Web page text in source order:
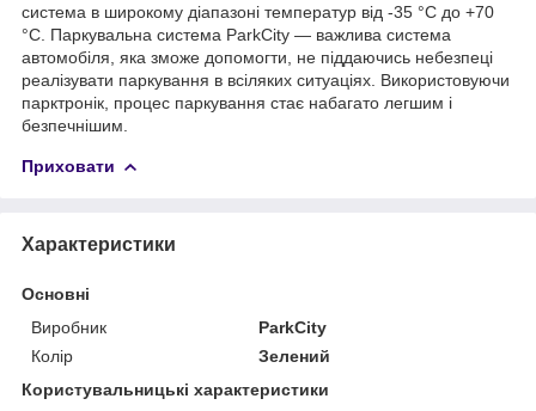
система в широкому діапазоні температур від -35 °C до +70
°C. Паркувальна система ParkCity — важлива система
автомобіля, яка зможе допомогти, не піддаючись небезпеці
реалізувати паркування в всіляких ситуаціях. Використовуючи
парктронік, процес паркування стає набагато легшим і
безпечнішим.
Приховати
Характеристики
Основні
Виробник
ParkCity
Колір
Зелений
Користувальницькі характеристики